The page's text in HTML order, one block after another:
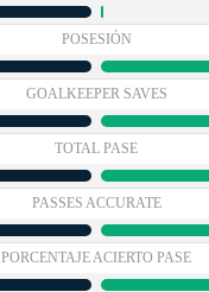
POSESIÓN
GOALKEEPER SAVES
TOTAL PASE
PASSES ACCURATE
PORCENTAJE ACIERTO PASE